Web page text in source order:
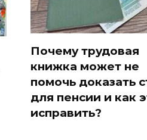
Почему трудовая
книжка может не
помочь доказать
для пенсии и как
исправить?